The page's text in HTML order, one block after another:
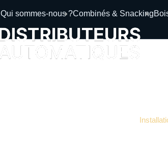
Qui sommes-nous ?Combinés & Snacking